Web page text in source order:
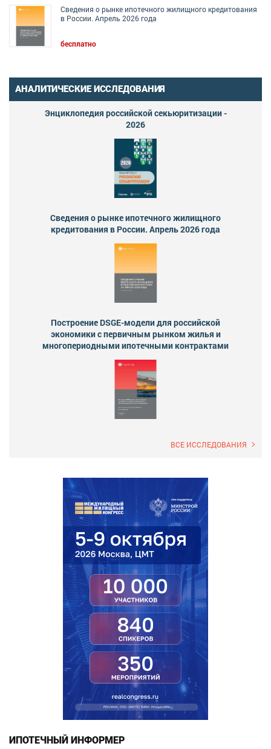
Сведения о рынке ипотечного жилищного кредитования
в России. Апрель 2026 года
бесплатно
АНАЛИТИЧЕСКИЕ ИССЛЕДОВАНИЯ
Энциклопедия российской секьюритизации -
2026
Сведения о рынке ипотечного жилищного
кредитования в России. Апрель 2026 года
Построение DSGE-модели для российской
экономики с первичным рынком жилья и
многопериодными ипотечными контрактами
ВСЕ ИССЛЕДОВАНИЯ
ИПОТЕЧНЫЙ ИНФОРМЕР